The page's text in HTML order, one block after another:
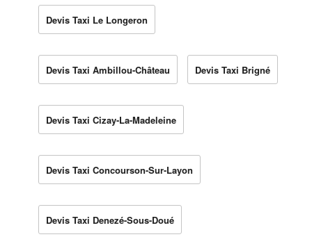
Devis Taxi Le Longeron
Devis Taxi Ambillou-Château Devis Taxi Brigné
Devis Taxi Cizay-La-Madeleine
Devis Taxi Concourson-Sur-Layon
Devis Taxi Denezé-Sous-Doué